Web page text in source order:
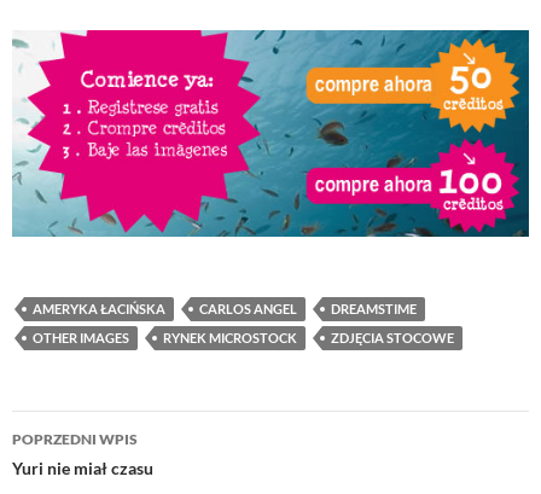
AMERYKA ŁACIŃSKA CARLOS ANGEL
DREAMSTIME
OTHER IMAGES
RYNEK MICROSTOCK ZDJĘCIA STOCOWE
Nawigacja
wpisu
POPRZEDNI WPIS
Yuri nie miał czasu